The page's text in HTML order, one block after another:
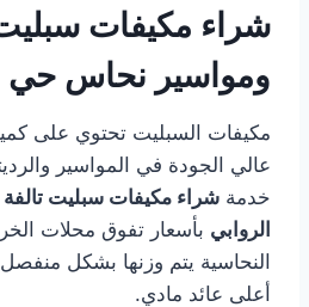
شراء مكيفات
ومواسير نحاس حي
مكيفات السبليت تحتوي على
عالي الجودة في المواسير
خدمة شراء مكيفات سبليت
الروابي بأسعار تفوق محلات
النحاسية يتم وزنها بشكل
أعلى عائد مادي.